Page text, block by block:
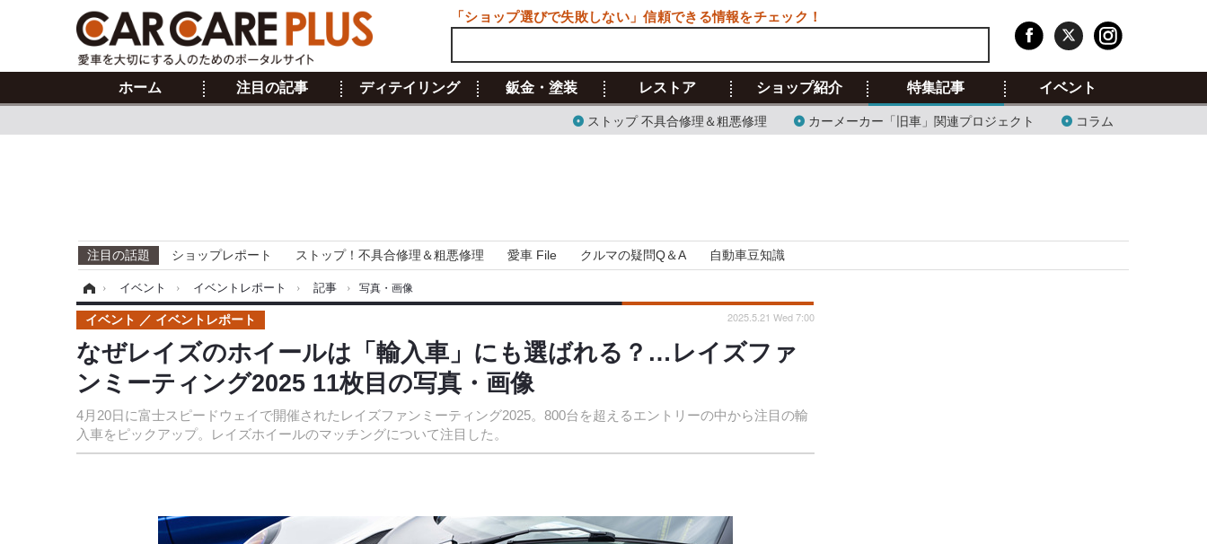
ホーム 注目の記事 ディテイリング 鈑金・塗装 レストア ショップ紹介 特集記事
ストップ 不具合修理＆粗悪修理 カーメーカー「旧車」関連プロジェクト コラム
イベント
注目の話題 ショップレポート ストップ！不具合修理＆粗悪修理 愛車 File クルマの疑問Q＆A 自動車豆知識
› イベント › イベントレポート › 記事 › 写真・画像
なぜレイズのホイールは「輸入車」にも選ばれる？…レイズファ
ンミーティング2025 11枚目の写真・画像
4月20日に富士スピードウェイで開催されたレイズファンミーティング2025。800台を超えるエントリーの中から注目の輸
入車をピックアップ。レイズホイールのマッチングについて注目した。
イベント イベントレポート 2025.5.21 Wed 7:00
「ショップ選びで失敗しない」信頼できる情報をチェック！